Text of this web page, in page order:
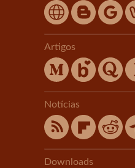
Artigos
Notícias
Downloads